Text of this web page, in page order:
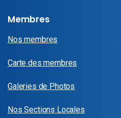
Membres
Nos membres
Carte des membres
Galeries de Photos
Nos Sections Locales